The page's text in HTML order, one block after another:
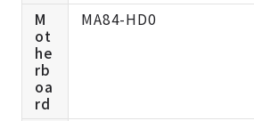
M
ot
he
rb
oa
rd
MA84-HD0